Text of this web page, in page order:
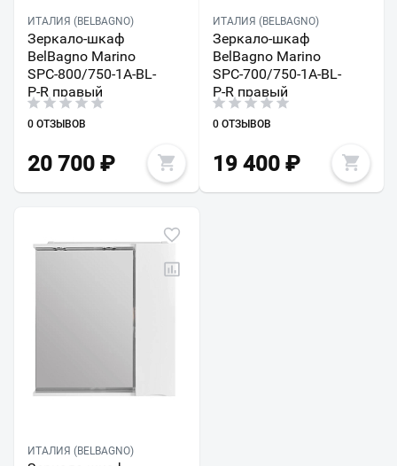
ИТАЛИЯ (BELBAGNO)
Зеркало-шкаф
BelBagno Marino
SPC-800/750-1A-BL-
P-R правый
0 ОТЗЫВОВ
20 700 ₽
ИТАЛИЯ (BELBAGNO)
Зеркало-шкаф
BelBagno Marino
SPC-700/750-1A-BL-
P-R правый
0 ОТЗЫВОВ
19 400₽
ИТАЛИЯ (BELBAGNO)